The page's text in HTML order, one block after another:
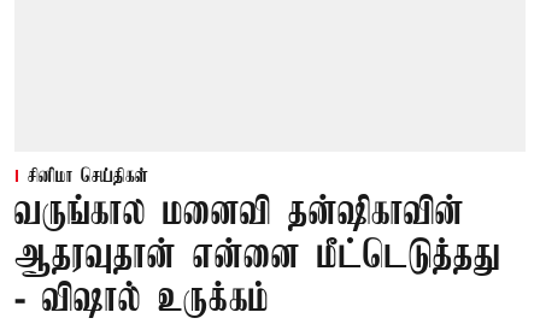
சினிமா செய்திகள்
வருங்கால மனைவி தன்ஷிகாவின்
ஆதரவுதான் என்னை மீட்டெடுத்தது
- விஷால் உருக்கம்